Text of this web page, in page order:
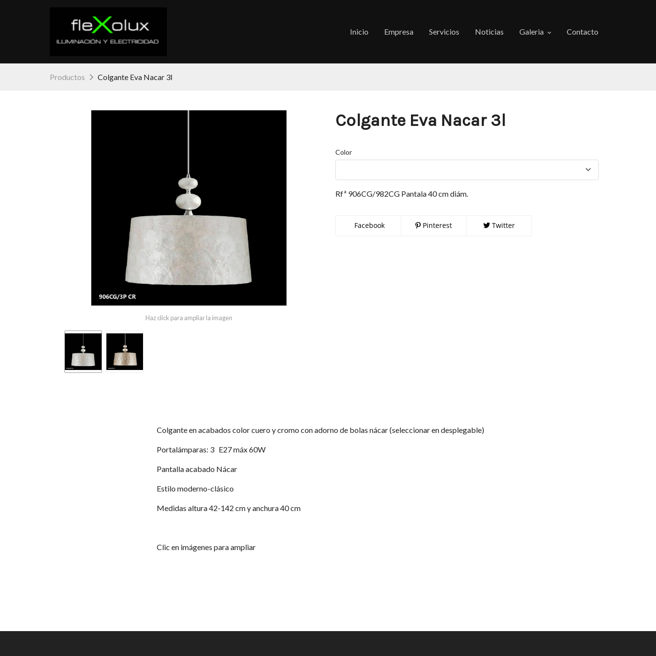
Inicio Empresa Servicios Noticias Galeria Contacto
Productos Colgante Eva Nacar 3l
Haz click para ampliar la imagen
Colgante Eva Nacar 3l
Color
Rfª 906CG/982CG Pantala 40 cm diám.
Facebook Pinterest Twitter
Colgante en acabados color cuero y cromo con adorno de bolas nácar (seleccionar en desplegable)
Portalámparas: 3 E27 máx 60W
Pantalla acabado Nácar
Estilo moderno-clásico
Medidas altura 42-142 cm y anchura 40 cm
Clic en imágenes para ampliar